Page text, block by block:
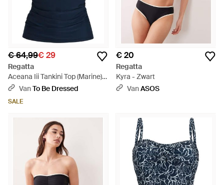
€ 64,99€ 29
Regatta
Aceana Iii Tankini Top (Marine) -
Blauw
VanTo Be Dressed
SALE
€ 20
Regatta
Kyra - Zwart
VanASOS